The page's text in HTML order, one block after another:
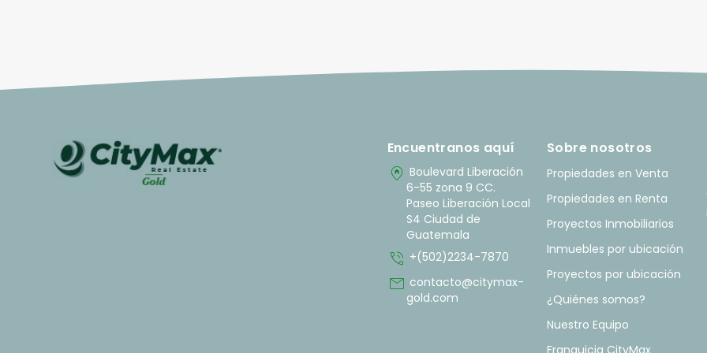
Encuentranos aquí
home_pin Boulevard Liberación
6-55 zona 9 CC.
Paseo Liberación Local
S4 Ciudad de
Guatemala
phone_in_talk +(502)2234-7870
mail contacto@citymax-
gold.com
Sobre nosotros
Propiedades en Venta
Propiedades en Renta
Proyectos Inmobiliarios
Inmuebles por ubicación
Proyectos por ubicación
¿Quiénes somos?
Nuestro Equipo
Franquicia CityMax